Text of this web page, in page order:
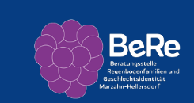
springen